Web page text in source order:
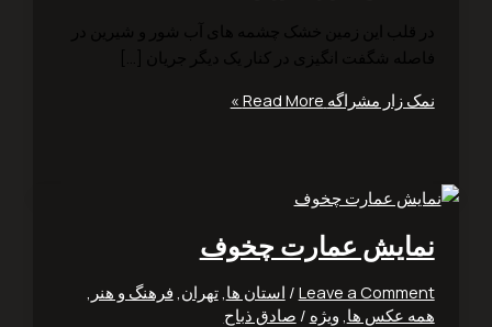
زار مشراگه Read More »
عمارت چخوف
Leave a
/استان ها , تهران,فرهنگ و هنر,
عکس ها,ویژه/صادق ذباح